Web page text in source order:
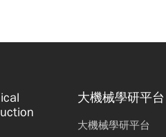
大機械學研平台
大機械學研平台